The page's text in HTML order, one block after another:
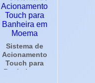
Sistema de
Acionamento
Touch para
Banheira em